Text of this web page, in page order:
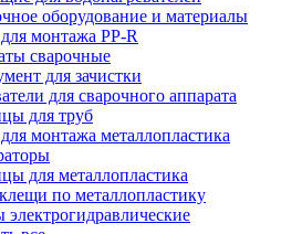
оборудование и материалы
монтажа PP-R
сварочные
для зачистки
для сварочного аппарата
для труб
монтажа металлопластика
для металлопластика
по металлопластику
электрогидравлические